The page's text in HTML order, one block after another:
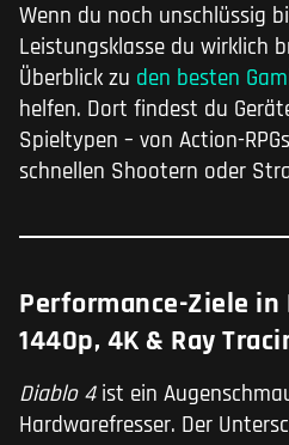
Wenn du noch unschlüssig
Leistungsklasse du wirklich
Überblick zu den besten
helfen. Dort findest du
Spieltypen – von Action-
schnellen Shootern oder
Performance-Ziele in
1440p, 4K & Ray
Diablo 4ist ein
Hardwarefresser. Der